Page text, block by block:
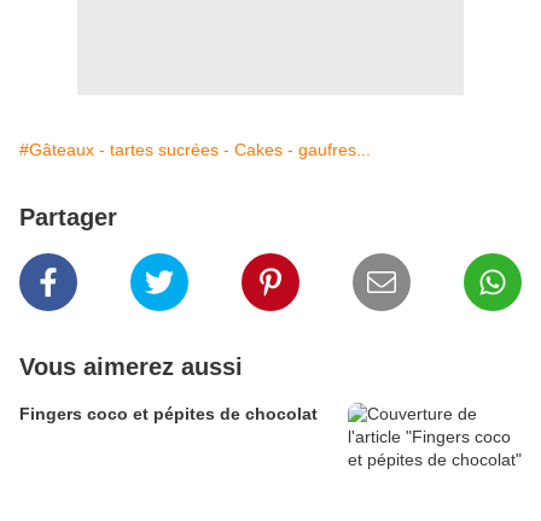
#Gâteaux - tartes sucrées - Cakes - gaufres...
Partager
Vous aimerez aussi
Fingers coco et pépites de chocolat